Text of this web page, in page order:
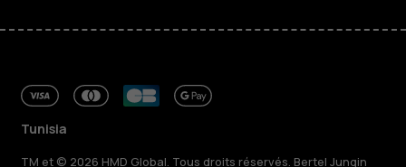
Tunisia
TM et © 2026 HMD Global. Tous droits réservés. Bertel Jungin